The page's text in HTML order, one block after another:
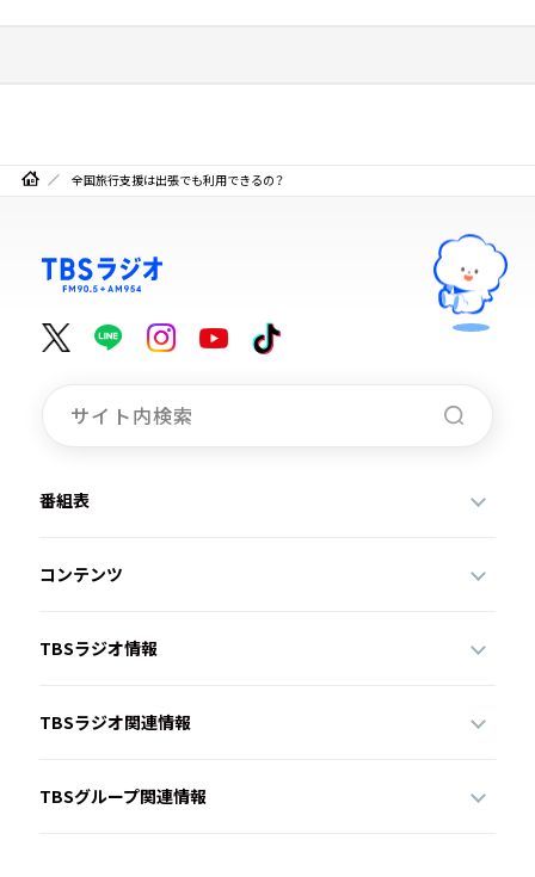
全国旅行支援は出張でも利用できるの？
番組表
コンテンツ
TBSラジオ情報
TBSラジオ関連情報
TBSグループ関連情報